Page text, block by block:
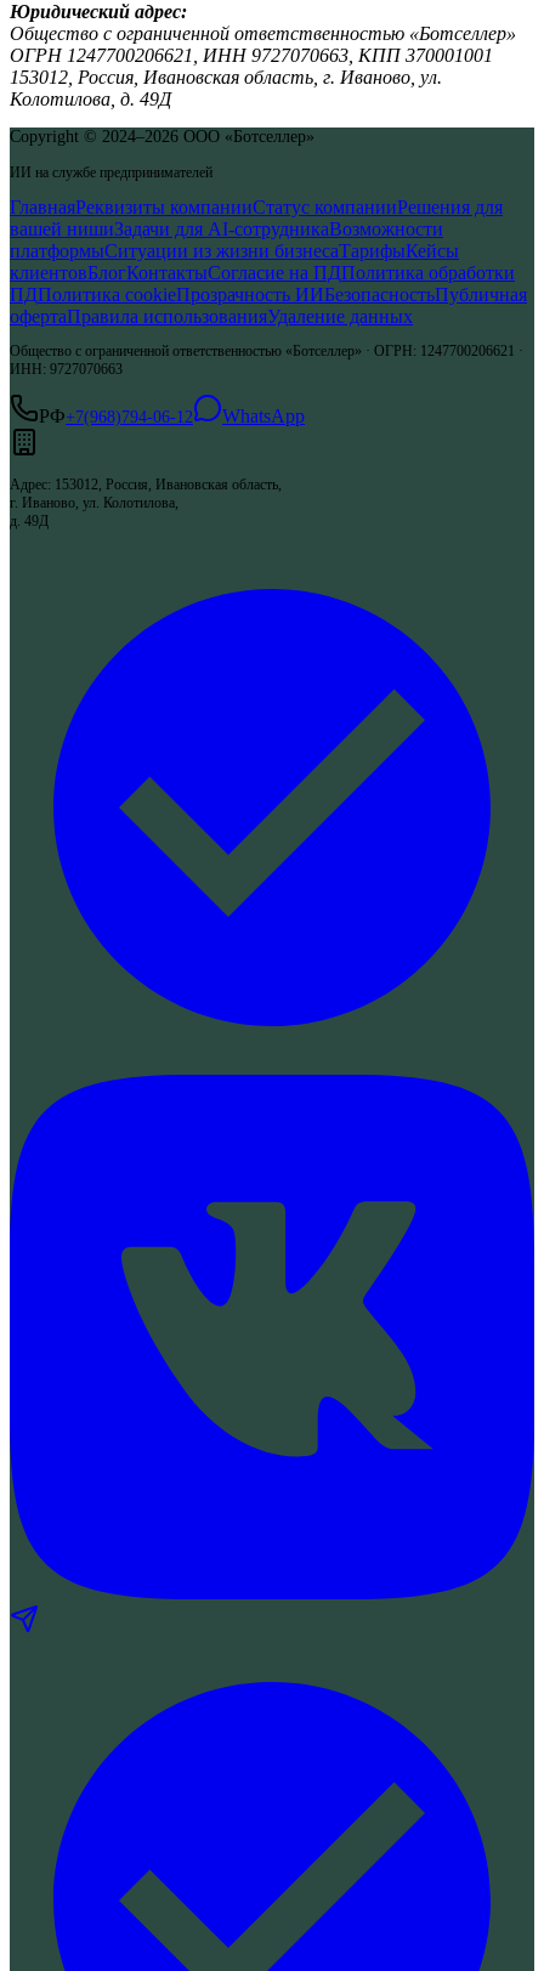
Юридический адрес:
Общество с ограниченной ответственностью «Ботселлер»
ОГРН 1247700206621 , ИНН9727070663 , КПП370001001
153012, Россия, Ивановская область, г. Иваново, ул.
Колотилова, д. 49Д
Copyright © 2024–2026 ООО «Ботселлер»
ИИ на службе предпринимателей
ГлавнаяРеквизиты компанииСтатус компанииРешения для
вашей нишиЗадачи для AI-сотрудникаВозможности
платформыСитуации из жизни бизнесаТарифыКейсы
клиентовБлогКонтактыСогласие на ПДПолитика обработки
ПДПолитика cookieПрозрачность ИИБезопасностьПубличная
офертаПравила использованияУдаление данных
Общество с ограниченной ответственностью «Ботселлер» · ОГРН : 1247700206621 ·
ИНН : 9727070663
РФ+7(968)794-06-12 WhatsApp
Адрес: 153012, Россия, Ивановская область,
г. Иваново, ул. Колотилова,
д. 49Д